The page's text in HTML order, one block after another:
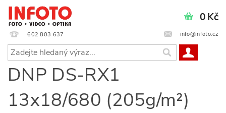
602 803 637 info@infoto.cz
0 Kč
DNP DS-RX1
13x18/680 (205g/m²)